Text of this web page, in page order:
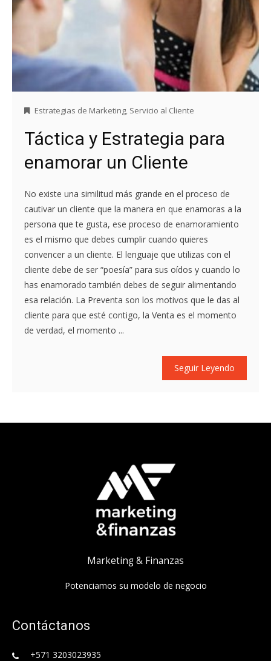
Estrategias de Marketing, Servicio al Cliente
Táctica y Estrategia para
enamorar un Cliente
No existe una similitud más grande en el proceso de
cautivar un cliente que la manera en que enamoras a la
persona que te gusta, ese proceso de enamoramiento
es el mismo que debes cumplir cuando quieres
convencer a un cliente. El lenguaje que utilizas con el
cliente debe de ser “poesía” para sus oídos y cuando lo
has enamorado también debes de seguir alimentando
esa relación. La Preventa son los motivos que le das al
cliente para que esté contigo, la Venta es el momento
de verdad, el momento ...
Seguir Leyendo
Marketing & Finanzas
Potenciamos su modelo de negocio
Contáctanos
+571 3203023935